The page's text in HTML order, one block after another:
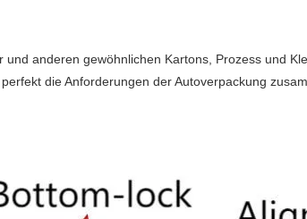
anderen gewöhnlichen Kartons, Prozess und
die Anforderungen der Autoverpackung